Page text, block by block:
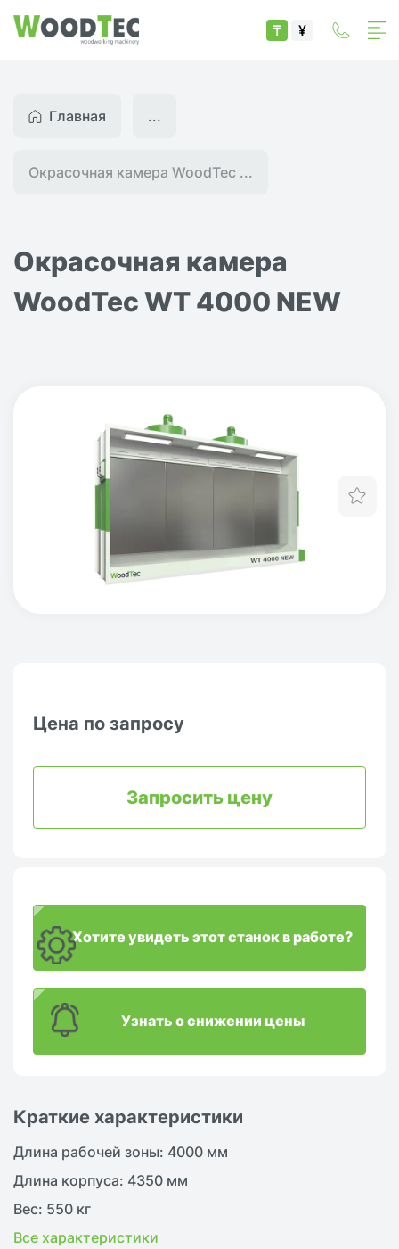
₸ ¥
Главная
Окрасочная камера WoodTec ...
...
Окрасочная камера
WoodTec WT 4000 NEW
Краткие характеристики
Длина рабочей зоны: 4000 мм
Длина корпуса: 4350 мм
Вес: 550 кг
Все характеристики
Цена по запросу
Запросить цену
Хотите увидеть этот станок в работе?
Узнать о снижении цены